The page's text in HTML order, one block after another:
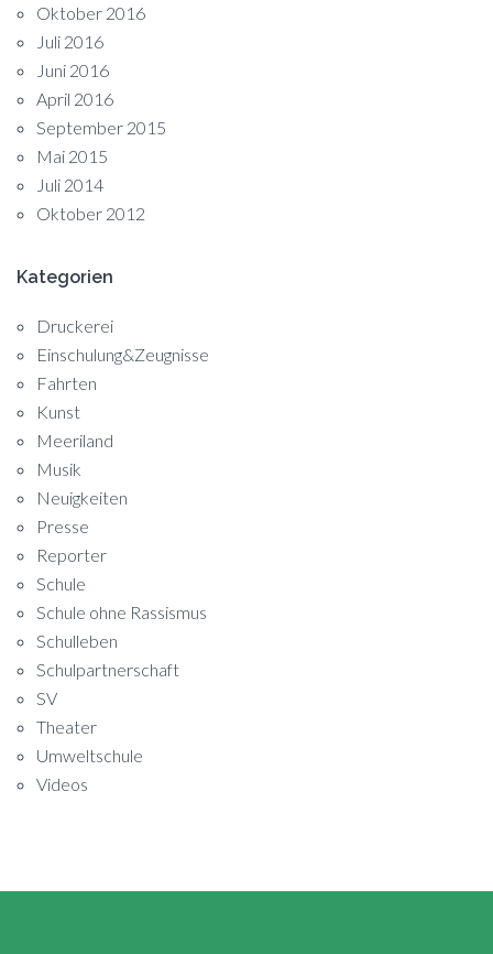
Oktober 2016
Juli 2016
Juni 2016
April 2016
September 2015
Mai 2015
Juli 2014
Oktober 2012
Kategorien
Druckerei
Einschulung&Zeugnisse
Fahrten
Kunst
Meeriland
Musik
Neuigkeiten
Presse
Reporter
Schule
Schule ohne Rassismus
Schulleben
Schulpartnerschaft
SV
Theater
Umweltschule
Videos